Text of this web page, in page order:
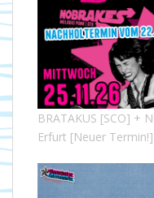
BRATAKUS [SCO] +
Erfurt [Neuer Termin!]